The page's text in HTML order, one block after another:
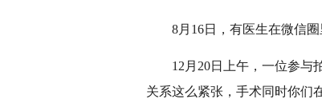
8月16日，有医生在微信圈
12月20日上午，一位参与拍
关系这么紧张，手术同时你们